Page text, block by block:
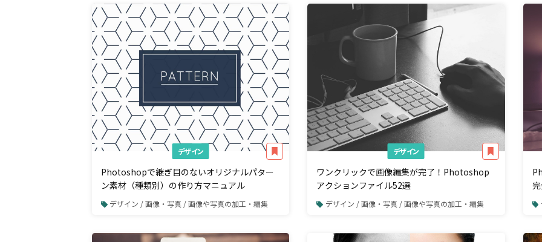
デザイン
Photoshopで継ぎ目のないオリジナルパター
ン素材（種類別）の作り方マニュアル
デザイン / 画像・写真 / 画像や写真の加工・編集
デザイン
ワンクリックで画像編集が完了！Photoshop
アクションファイル52選
デザイン / 画像・写真 / 画像や写真の加工・編集